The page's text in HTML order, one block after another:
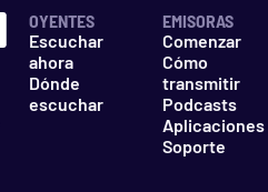
OYENTES
Escuchar
ahora
Dónde
escuchar
EMISORAS
Comenzar
Cómo
transmitir
Podcasts
Aplicaciones
Soporte